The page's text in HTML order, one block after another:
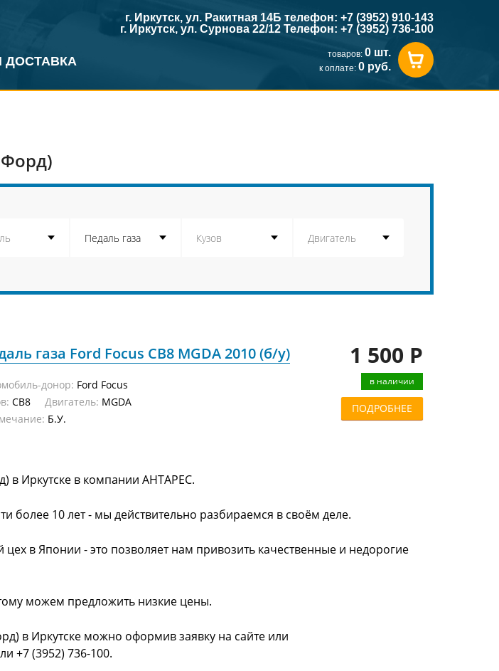
ДОСТАВКА
г. Иркутск, ул. Ракитная 14Б телефон: +7 (3952) 910-143
г. Иркутск, ул. Сурнова 22/12 Телефон: +7 (3952) 736-100
товаров: 0 шт.
к оплате: 0 руб.
газа Ford Focus CB8 MGDA 2010 (б/у)
донор: Ford Focus
CB8 Двигатель: MGDA
Б.У.
1 500 Р
в наличии
ПОДРОБНЕЕ
в Иркутске в компании АНТАРЕС.
более 10 лет - мы действительно разбираемся в своём деле.
в Японии - это позволяет нам привозить качественные и недорогие
можем предложить низкие цены.
в Иркутске можно оформив заявку на сайте или
+7 (3952) 736-100.